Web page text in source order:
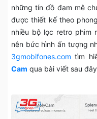
những tín đồ đam mê
được thiết kế theo
nhiều bộ lọc retro phim
nên bức hình ấn tượng
3gmobifones.com tìm
Cam qua bài viết sau